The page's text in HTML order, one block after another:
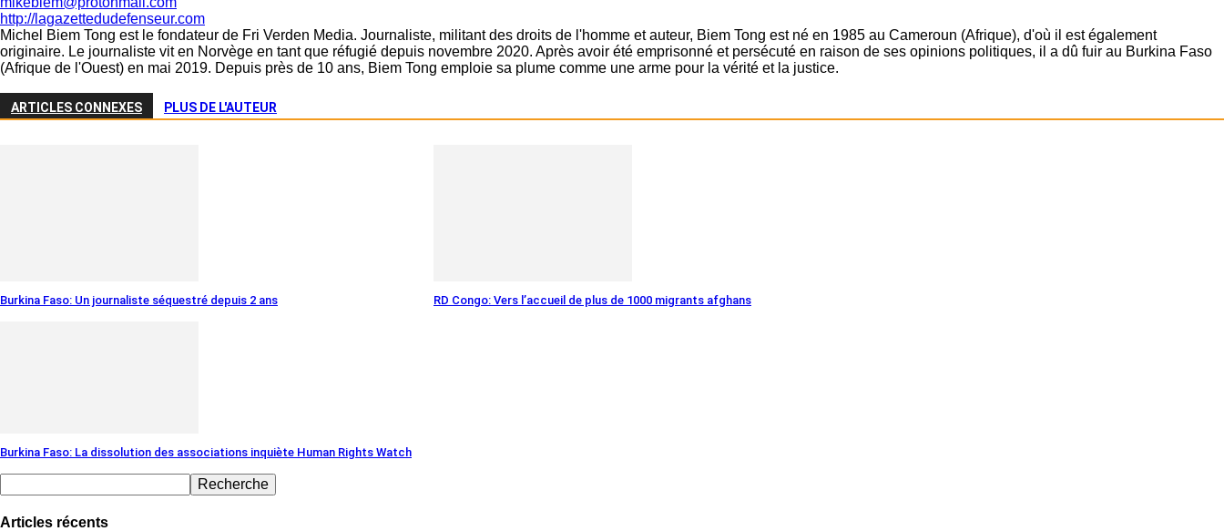
http://lagazettedudefenseur.com
Michel Biem Tong est le fondateur de Fri Verden Media. Journaliste, militant des droits de l'homme et auteur, Biem Tong est né en 1985 au Cameroun (Afrique), d'où il est également
originaire. Le journaliste vit en Norvège en tant que réfugié depuis novembre 2020. Après avoir été emprisonné et persécuté en raison de ses opinions politiques, il a dû fuir au Burkina Faso
(Afrique de l'Ouest) en mai 2019. Depuis près de 10 ans, Biem Tong emploie sa plume comme une arme pour la vérité et la justice.
ARTICLES CONNEXES PLUS DE L'AUTEUR
Burkina Faso: Un journaliste séquestré depuis 2 ans RD Congo: Vers l’accueil de plus de 1000 migrants afghans
Burkina Faso: La dissolution des associations inquiète Human Rights Watch
Articles récents